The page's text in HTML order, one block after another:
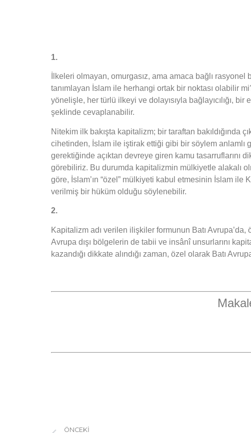
1.
İlkeleri olmayan, omurgasız, ama amaca bağlı
tanımlayan İslam ile herhangi ortak bir noktası olabilir
yönelişle, her türlü ilkeyi ve dolayısıyla bağlayıcılığı,
şeklinde cevaplanabilir.
Nitekim ilk bakışta kapitalizm; bir taraftan bakıldığında
cihetinden, İslam ile iştirak ettiği gibi bir söylem anlamlı
gerektiğinde açıktan devreye giren kamu tasarruflarını
görebiliriz. Bu durumda kapitalizmin mülkiyetle alakalı
göre, İslam’ın “özel” mülkiyeti kabul etmesinin İslam
verilmiş bir hüküm olduğu söylenebilir.
2.
Kapitalizm adı verilen ilişkiler formunun Batı
Avrupa dışı bölgelerin de tabii ve insânî unsurlarını
kazandığı dikkate alındığı zaman, özel olarak Batı
ÖNCEKI